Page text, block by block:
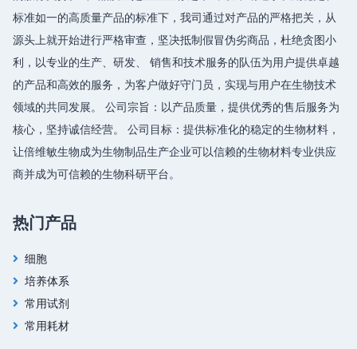
标准如一的高质量产品的标准下，我司通过对产品的严格把关，从
源头上就开始进行严格审查，坚决抵制假冒伪劣商品，杜绝贪图小
利，以专业的生产、研发、 销售和技术服务的队伍为用户提供卓越
的产品和高效的服务，为客户做好守门员，实现与用户在生物技术
领域的共同发展。 公司宗旨：以产品质量，提供优秀的售后服务为
核心，坚持诚信经营。 公司目标：提供标准化的稳定的生物材料，
让倍维敏生物成为生物制品生产企业可以信赖的生物材料专业供应
商并成为可信赖的生物科研平台。
热门产品
细胞
培养体系
常用试剂
常用耗材